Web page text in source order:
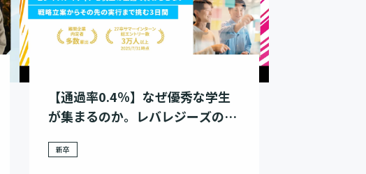
【通過率0.4％】なぜ優秀な学生
が集まるのか。レバレジーズの難
新卒